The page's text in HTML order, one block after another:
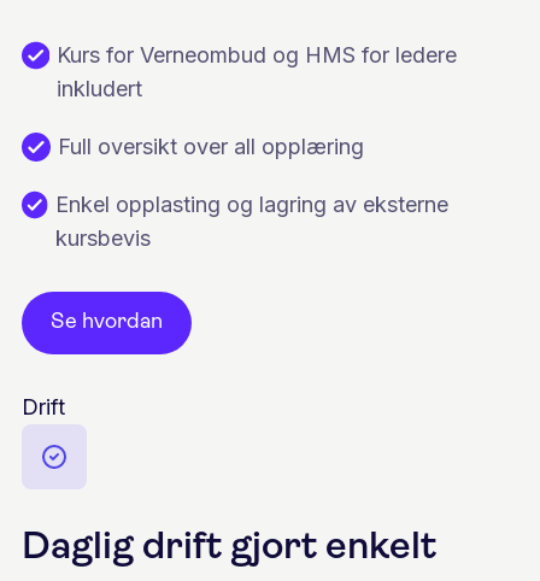
Kurs for Verneombud og HMS for ledere
inkludert
Full oversikt over all opplæring
Enkel opplasting og lagring av eksterne
kursbevis
Se hvordan
Drift
Daglig drift gjort enkelt